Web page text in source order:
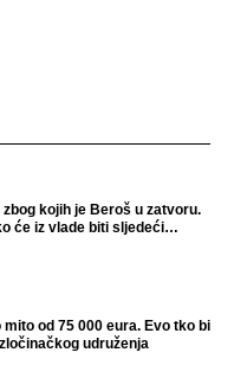
kojih je Beroš u zatvoru.
će iz vlade biti sljedeći
od 75 000 eura. Evo tko bi
udruženja